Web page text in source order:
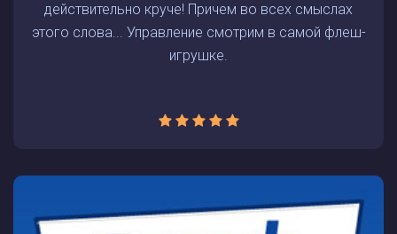
действительно круче! Причем во всех смыслах
этого слова... Управление смотрим в самой флеш-
игрушке.